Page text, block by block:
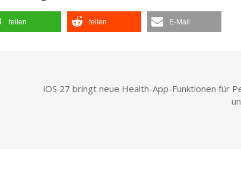
teilen teilen E-Mail
iOS 27 bringt neue Health-App-Funktionen für